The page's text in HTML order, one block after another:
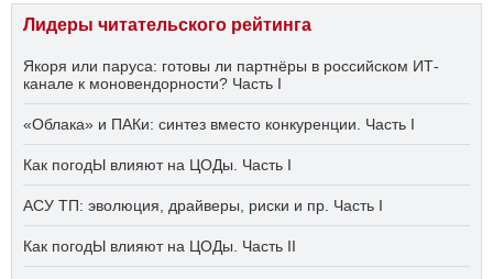
Лидеры читательского рейтинга
Якоря или паруса: готовы ли партнёры в российском ИТ-
канале к моновендорности? Часть I
«Облака» и ПАКи: синтез вместо конкуренции. Часть I
Как погодЫ влияют на ЦОДы. Часть I
АСУ ТП: эволюция, драйверы, риски и пр. Часть I
Как погодЫ влияют на ЦОДы. Часть II